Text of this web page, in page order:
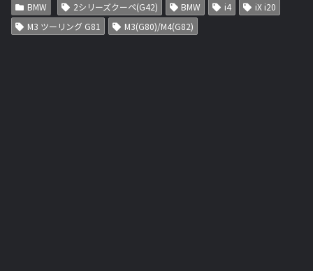
BMW 2シリーズクーペ(G42) BMW i4
iX i20
M3 ツーリング G81
M3(G80)/M4(G82)